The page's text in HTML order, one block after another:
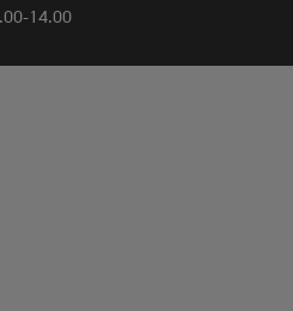
14.00